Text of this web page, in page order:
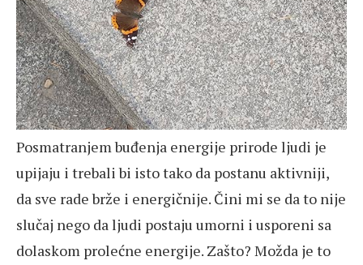
Posmatranjem buđenja energije prirode ljudi je
upijaju i trebali bi isto tako da postanu aktivniji,
da sve rade brže i energičnije. Čini mi se da to nije
slučaj nego da ljudi postaju umorni i usporeni sa
dolaskom prolećne energije. Zašto? Možda je to